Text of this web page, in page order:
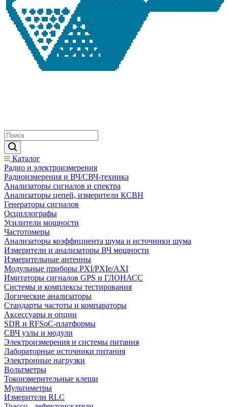
Каталог
Радио и электроизмерения
Радиоизмерения и ВЧ/СВЧ-техника
Анализаторы сигналов и спектра
Анализаторы цепей, измерители КСВН
Генераторы сигналов
Осциллографы
Усилители мощности
Частотомеры
Анализаторы коэффициента шума и источники шума
Измерители и анализаторы ВЧ мощности
Измерительные антенны
Модульные приборы PXI/PXIe/AXI
Имитаторы сигналов GPS и ГЛОНАСС
Системы и комплексы тестирования
Логические анализаторы
Стандарты частоты и компараторы
Аксессуары и опции
SDR и RFSoC‑платформы
СВЧ узлы и модули
Электроизмерения и системы питания
Лабораторные источники питания
Электронные нагрузки
Вольтметры
Токоизмерительные клещи
Мультиметры
Измерители RLC